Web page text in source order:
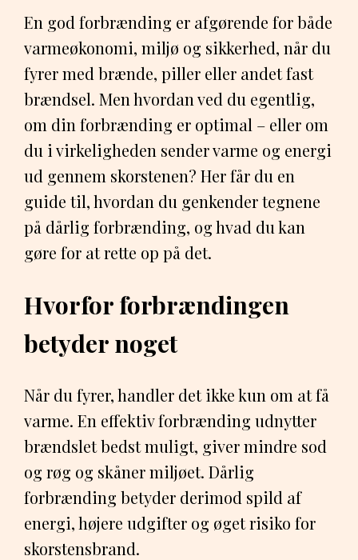
En god forbrænding er afgørende for både
varmeøkonomi, miljø og sikkerhed, når du
fyrer med brænde, piller eller andet fast
brændsel. Men hvordan ved du egentlig,
om din forbrænding er optimal – eller om
du i virkeligheden sender varme og energi
ud gennem skorstenen? Her får du en
guide til, hvordan du genkender tegnene
på dårlig forbrænding, og hvad du kan
gøre for at rette op på det.
Hvorfor forbrændingen
betyder noget
Når du fyrer, handler det ikke kun om at få
varme. En effektiv forbrænding udnytter
brændslet bedst muligt, giver mindre sod
og røg og skåner miljøet. Dårlig
forbrænding betyder derimod spild af
energi, højere udgifter og øget risiko for
skorstensbrand.